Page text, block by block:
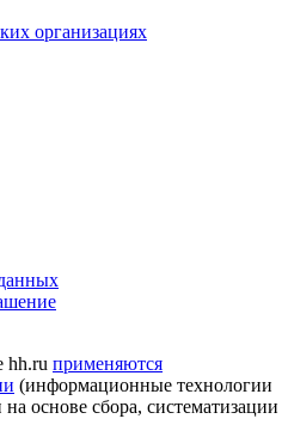
организациях
hh.ru применяются
(информационные технологии
основе сбора, систематизации